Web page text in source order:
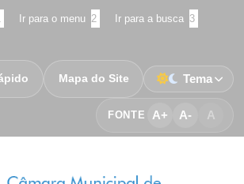
Ir para o menu 2 Ir para a busca 3
FONTE A+ A- A
Mapa do Site Tema